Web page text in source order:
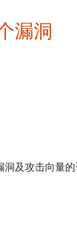
漏洞
及攻击向量